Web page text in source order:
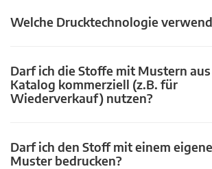
Welche Drucktechnologie
Darf ich die Stoffe mit Mustern
Katalog kommerziell (z.B. für
Wiederverkauf) nutzen?
Darf ich den Stoff mit einem
Muster bedrucken?